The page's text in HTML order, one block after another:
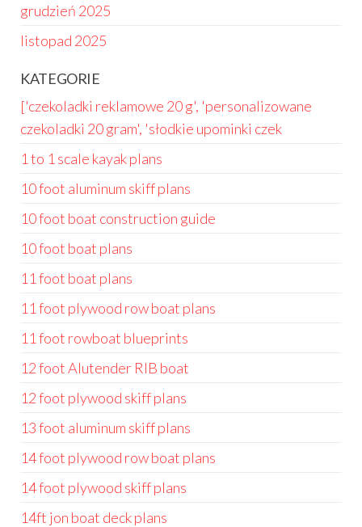
grudzień 2025
listopad 2025
KATEGORIE
['czekoladki reklamowe 20 g', 'personalizowane
czekoladki 20 gram', 'słodkie upominki czek
1 to 1 scale kayak plans
10 foot aluminum skiff plans
10 foot boat construction guide
10 foot boat plans
11 foot boat plans
11 foot plywood row boat plans
11 foot rowboat blueprints
12 foot Alutender RIB boat
12 foot plywood skiff plans
13 foot aluminum skiff plans
14 foot plywood row boat plans
14 foot plywood skiff plans
14ft jon boat deck plans